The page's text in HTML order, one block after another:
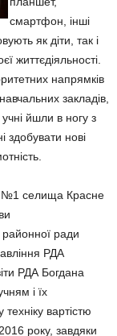
смартфон, інші
як діти, так і
життєдіяльності.
напрямків
закладів,
йшли в ногу з
здобувати нові
№1 селища Красне
ради
РДА
РДА Богдана
і їх
вартістю
року, завдяки